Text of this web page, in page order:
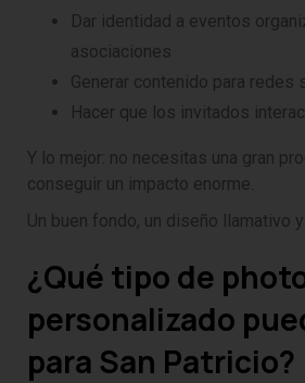
Dar identidad a eventos
asociaciones
Generar contenido para redes
Hacer que los invitados
Y lo mejor: no necesitas una gran
conseguir un impacto enorme.
Un buen fondo, un diseño llamativo
¿Qué tipo de
personalizado
para San Patricio?